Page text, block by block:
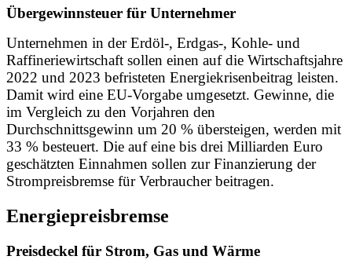
Übergewinnsteuer für Unternehmer
Unternehmen in der Erdöl-, Erdgas-, Kohle- und
Raffineriewirtschaft sollen einen auf die Wirtschaftsjahre
2022 und 2023 befristeten Energiekrisenbeitrag leisten.
Damit wird eine EU-Vorgabe umgesetzt. Gewinne, die
im Vergleich zu den Vorjahren den
Durchschnittsgewinn um 20 % übersteigen, werden mit
33 % besteuert. Die auf eine bis drei Milliarden Euro
geschätzten Einnahmen sollen zur Finanzierung der
Strompreisbremse für Verbraucher beitragen.
Energiepreisbremse
Preisdeckel für Strom, Gas und Wärme